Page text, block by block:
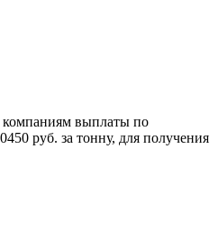
компаниям выплаты по
руб. за тонну, для получения